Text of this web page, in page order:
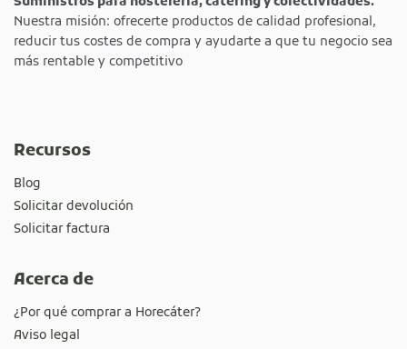
Nuestra misión: ofrecerte productos de calidad profesional,
reducir tus costes de compra y ayudarte a que tu negocio sea
más rentable y competitivo
Recursos
Blog
Solicitar devolución
Solicitar factura
Acerca de
¿Por qué comprar a Horecáter?
Aviso legal